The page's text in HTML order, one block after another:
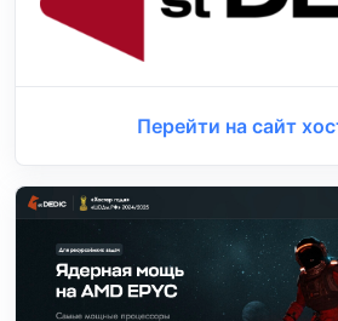
Перейти на сайт